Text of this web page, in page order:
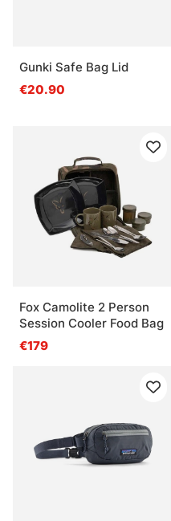
Gunki Safe Bag Lid
€20.90
Fox Camolite 2 Person
Session Cooler Food Bag
€179